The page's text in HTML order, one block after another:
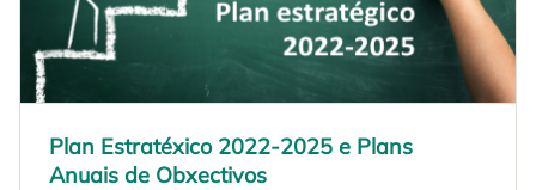
Plan Estratéxico 2022-2025 e Plans
Anuais de Obxectivos